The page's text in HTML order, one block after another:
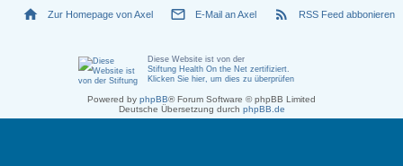
home Zur Homepage von Axel mail_outline E-Mail an Axel rss_feed RSS Feed abbonieren
Diese Website ist von der
Stiftung Health On the Net zertifiziert
Klicken Sie hier, um dies zu überprüfen
Powered by phpBB® Forum Software © phpBB Limited
Deutsche Übersetzung durch phpBB.de